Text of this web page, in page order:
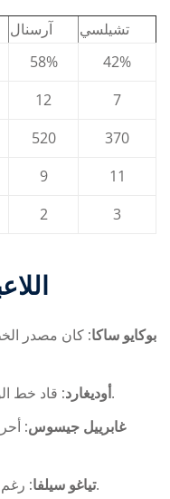
آرسنال
تشيلسي
58%
42%
12
7
520
370
9
11
2 3
بوكايو ساكا: كان مصدر
أوديغارد:قاد خط الوسط ببراعة وقدم تمريرات حاسمة.
غابرييل جيسوس:
تياغو سيلفا:رغم خسارة فريقه، قدم أداء دفاعيًا قويًا.